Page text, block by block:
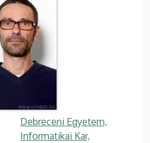
Debreceni Egyetem,
Informatikai Kar,